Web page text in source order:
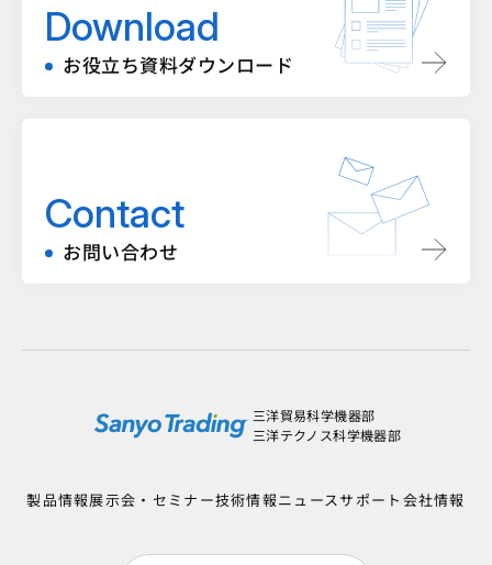
Download
お役立ち資料ダウンロード
Contact
お問い合わせ
三洋貿易科学機器部
三洋テクノス科学機器部
製品情報展示会・セミナー技術情報ニュースサポート 会社情報